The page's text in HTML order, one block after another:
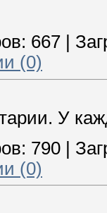
667
(0)
У
790
(0)